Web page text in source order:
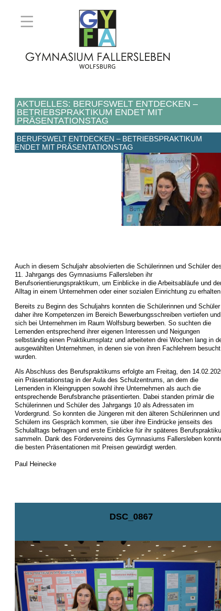
AKTUELLES: BERUFSWELT ENTDECKEN –
BETRIEBSPRAKTIKUM ENDET MIT
PRÄSENTATIONSTAG
BERUFSWELT ENTDECKEN – BETRIEBSPRAKTIKUM
ENDET MIT PRÄSENTATIONSTAG
Auch in diesem Schuljahr absolvierten die Schülerinnen und Schüler
11. Jahrgangs des Gymnasiums Fallersleben ihr
Berufsorientierungspraktikum, um Einblicke in die Arbeitsabläufe und
Alltag in einem Unternehmen oder einer sozialen Einrichtung zu
Bereits zu Beginn des Schuljahrs konnten die Schülerinnen und Schüler
daher ihre Kompetenzen im Bereich Bewerbungsschreiben vertiefen und
sich bei Unternehmen im Raum Wolfsburg bewerben. So suchten die
Lernenden entsprechend ihrer eigenen Interessen und Neigungen
selbständig einen Praktikumsplatz und arbeiteten drei Wochen lang in
ausgewählten Unternehmen, in denen sie von ihren Fachlehrern besucht
wurden.
Als Abschluss des Berufspraktikums erfolgte am Freitag, den
ein Präsentationstag in der Aula des Schulzentrums, an dem die
Lernenden in Kleingruppen sowohl ihre Unternehmen als auch die
entsprechende Berufsbranche präsentierten. Dabei standen primär die
Schülerinnen und Schüler des Jahrgangs 10 als Adressaten im
Vordergrund. So konnten die Jüngeren mit den älteren Schülerinnen und
Schülern ins Gespräch kommen, sie über ihre Eindrücke jenseits des
Schulalltags befragen und erste Einblicke für ihr späteres
sammeln. Dank des Fördervereins des Gymnasiums Fallersleben
die besten Präsentationen mit Preisen gewürdigt werden.
Paul Heinecke
DSC_0867